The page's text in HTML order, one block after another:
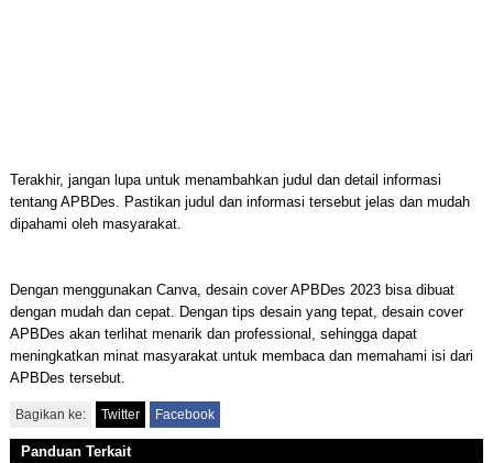
Terakhir, jangan lupa untuk menambahkan judul dan detail informasi
tentang APBDes. Pastikan judul dan informasi tersebut jelas dan mudah
dipahami oleh masyarakat.
Dengan menggunakan Canva, desain cover APBDes 2023 bisa dibuat
dengan mudah dan cepat. Dengan tips desain yang tepat, desain cover
APBDes akan terlihat menarik dan professional, sehingga dapat
meningkatkan minat masyarakat untuk membaca dan memahami isi dari
APBDes tersebut.
Bagikan ke: Twitter Facebook
Panduan Terkait